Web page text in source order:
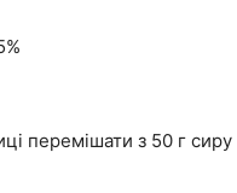
перемішати з 50 г сиру